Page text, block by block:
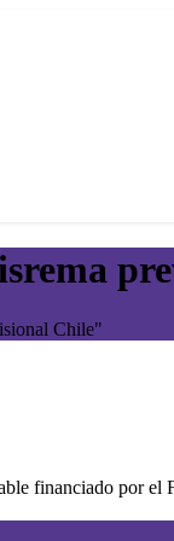
Chile"
financiado por el